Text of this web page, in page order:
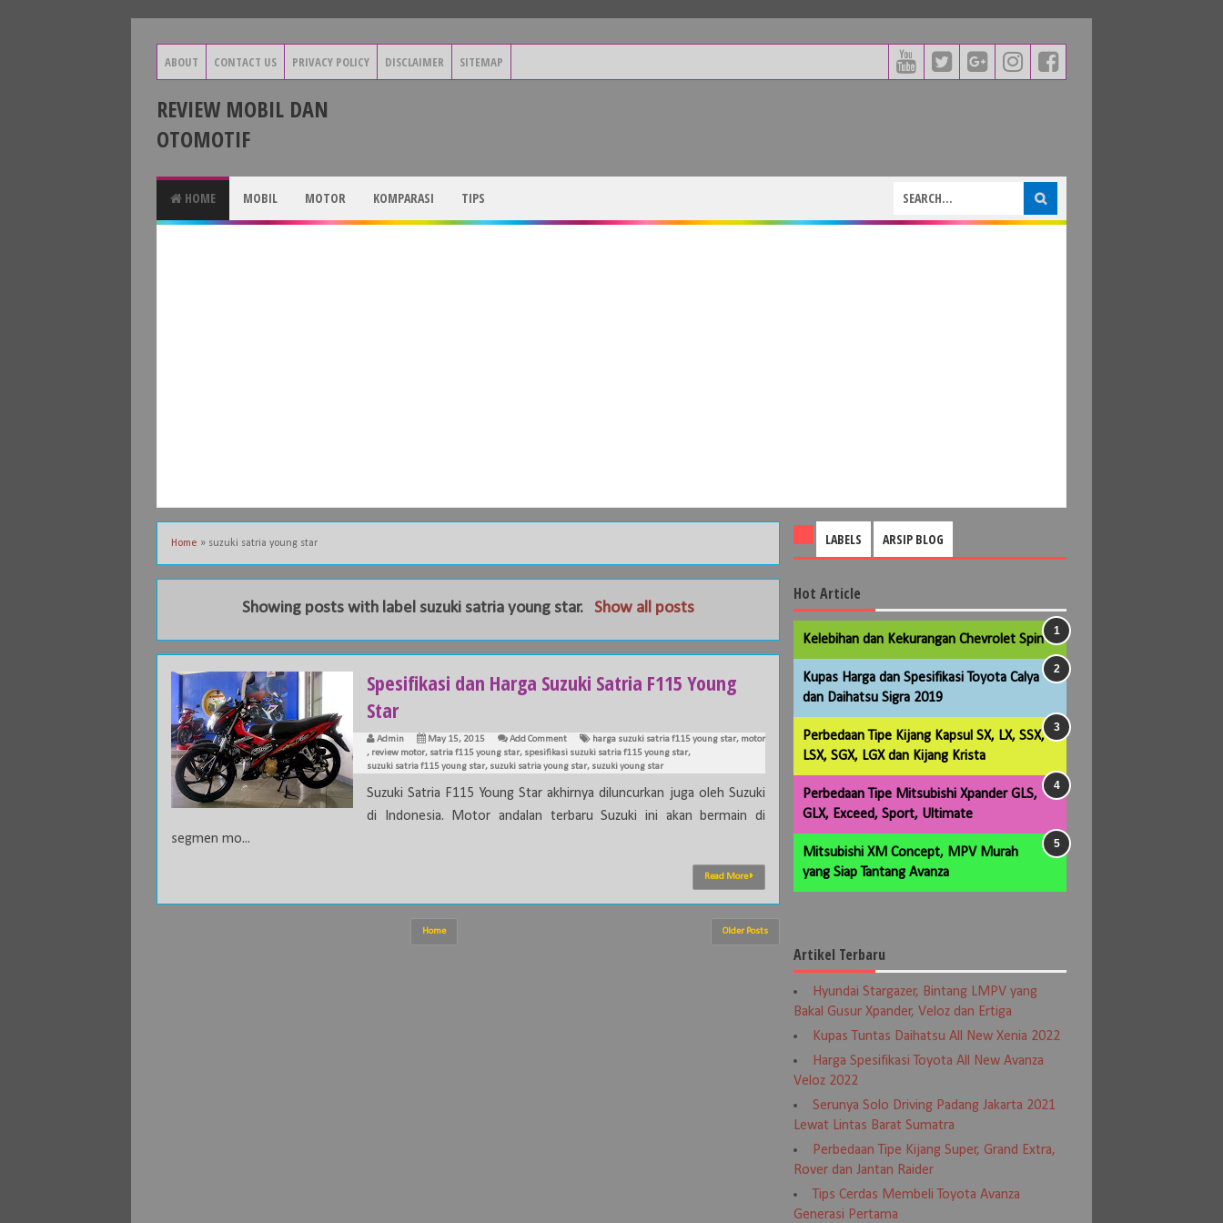
ABOUT CONTACT US PRIVACY POLICY DISCLAIMER SITEMAP
REVIEW MOBIL DAN
OTOMOTIF
HOME MOBIL MOTOR KOMPARASI TIPS
Home » suzuki satria young star
Showing posts with label suzuki satria young star. Show all posts
Spesifikasi dan Harga Suzuki Satria F115 Young
Star
Admin May 15, 2015 Add Comment harga suzuki satria f115 young star, motor
, review motor, satria f115 young star, spesifikasi suzuki satria f115 young star,
suzuki satria f115 young star, suzuki satria young star, suzuki young star
Suzuki Satria F115 Young Star akhirnya diluncurkan juga oleh Suzuki
di Indonesia. Motor andalan terbaru Suzuki ini akan bermain di
segmen mo...
Read More
Older Posts
Home
LABELS ARSIP BLOG
Hot Article
Kelebihan dan Kekurangan Chevrolet Spin
Kupas Harga dan Spesifikasi Toyota Calya
dan Daihatsu Sigra 2019
Perbedaan Tipe Kijang Kapsul SX, LX, SSX,
LSX, SGX, LGX dan Kijang Krista
Perbedaan Tipe Mitsubishi Xpander GLS,
GLX, Exceed, Sport, Ultimate
Mitsubishi XM Concept, MPV Murah
yang Siap Tantang Avanza
Artikel Terbaru
Hyundai Stargazer, Bintang LMPV yang
Bakal Gusur Xpander, Veloz dan Ertiga
Kupas Tuntas Daihatsu All New Xenia 2022
Harga Spesifikasi Toyota All New Avanza
Veloz 2022
Serunya Solo Driving Padang Jakarta 2021
Lewat Lintas Barat Sumatra
Perbedaan Tipe Kijang Super, Grand Extra,
Rover dan Jantan Raider
Tips Cerdas Membeli Toyota Avanza
Generasi Pertama